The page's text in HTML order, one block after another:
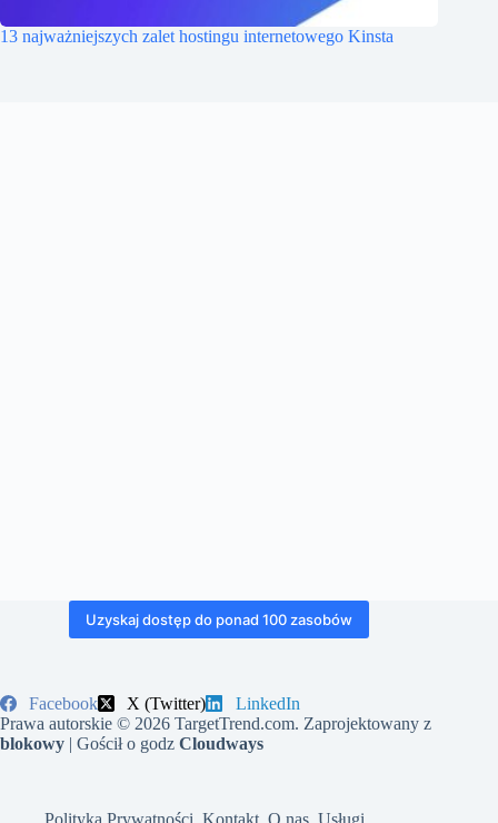
13 najważniejszych zalet hostingu internetowego Kinsta
Uzyskaj dostęp do ponad 100 zasobów
Facebook X (Twitter)
LinkedIn
Prawa autorskie © 2026 TargetTrend.com. Zaprojektowany z
blokowy | Gościł o godz Cloudways
Polityka Prywatności Kontakt O nas Usługi